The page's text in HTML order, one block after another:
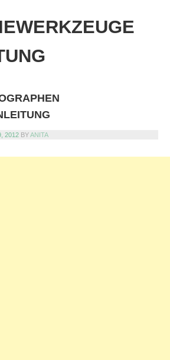
2012 BYANITA